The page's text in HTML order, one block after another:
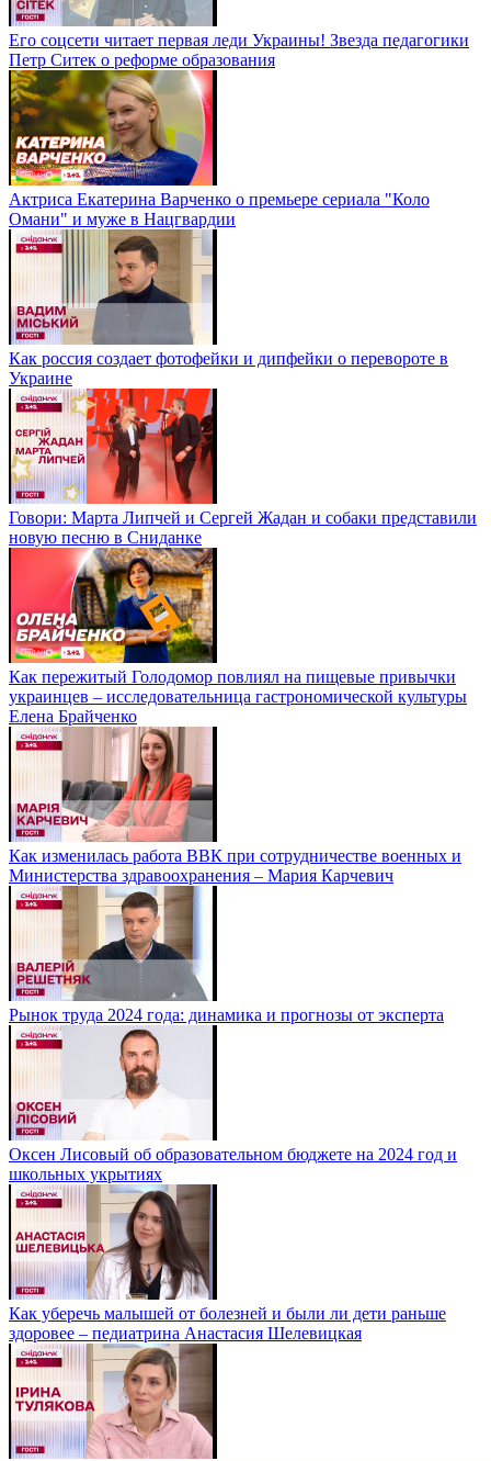
Его соцсети читает первая леди Украины! Звезда педагогики
Петр Ситек о реформе образования
Актриса Екатерина Варченко о премьере сериала "Коло
Омани" и муже в Нацгвардии
Как россия создает фотофейки и дипфейки о перевороте в
Украине
Говори: Марта Липчей и Сергей Жадан и собаки представили
новую песню в Сниданке
Как пережитый Голодомор повлиял на пищевые привычки
украинцев – исследовательница гастрономической культуры
Елена Брайченко
Как изменилась работа ВВК при сотрудничестве военных и
Министерства здравоохранения – Мария Карчевич
Рынок труда 2024 года: динамика и прогнозы от эксперта
Оксен Лисовый об образовательном бюджете на 2024 год и
школьных укрытиях
Как уберечь малышей от болезней и были ли дети раньше
здоровее – педиатрина Анастасия Шелевицкая